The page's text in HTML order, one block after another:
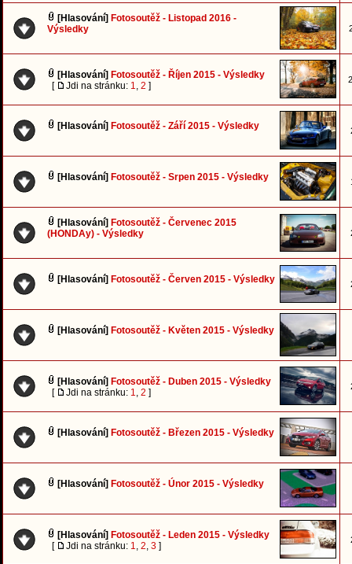
[Hlasování] Fotosoutěž - Listopad 2016 -
Výsledky
[Hlasování] Fotosoutěž - Říjen 2015 - Výsledky
[
Jdi na stránku: 1, 2 ]
[Hlasování] Fotosoutěž - Září 2015 - Výsledky
[Hlasování] Fotosoutěž - Srpen 2015 - Výsledky
[Hlasování] Fotosoutěž - Červenec 2015
(HONDAy) - Výsledky
[Hlasování] Fotosoutěž - Červen 2015 - Výsledky
[Hlasování] Fotosoutěž - Květen 2015 - Výsledky
[Hlasování] Fotosoutěž - Duben 2015 - Výsledky
[
Jdi na stránku: 1, 2 ]
[Hlasování] Fotosoutěž - Březen 2015 - Výsledky
[Hlasování] Fotosoutěž - Únor 2015 - Výsledky
[Hlasování] Fotosoutěž - Leden 2015 - Výsledky
[
Jdi na stránku: 1, 2, 3 ]